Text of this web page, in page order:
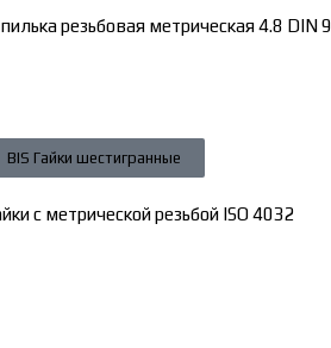
резьбовая метрическая 4.8 DIN
BIS Гайки шестигранные
с метрической резьбой ISO 4032